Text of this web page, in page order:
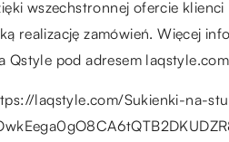
wszechstronnej ofercie
realizację zamówień. Więcej
Qstyle pod adresem
laqstyle.com/Sukienki-na-